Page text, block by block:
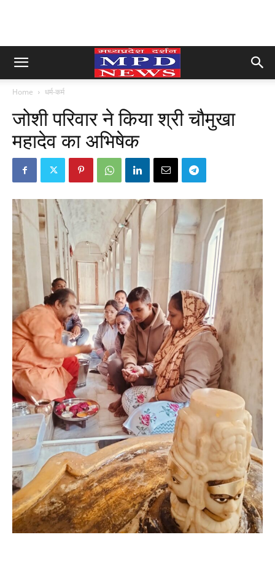
Home धर्म-कर्म
जोशी परिवार ने किया श्री चौमुखा
महादेव का अभिषेक